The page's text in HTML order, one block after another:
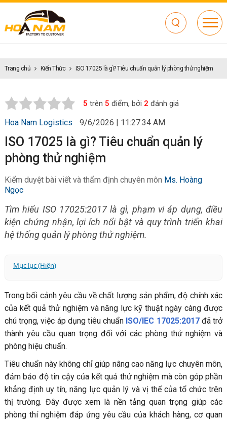
Trang chủ Kiến Thức ISO 17025 là gì? Tiêu chuẩn quản lý phòng thử nghiệm
5 trên 5 điểm, bởi 2 đánh giá
Hoa Nam Logistics 9/6/2026 | 11:27:34 AM
ISO 17025 là gì? Tiêu chuẩn quản lý
phòng thử nghiệm
Kiểm duyệt bài viết và thẩm định chuyên môn Ms. Hoàng
Ngọc
Tìm hiểu ISO 17025:2017 là gì, phạm vi áp dụng, điều
kiện chứng nhận, lợi ích nổi bật và quy trình triển khai
hệ thống quản lý phòng thử nghiệm.
Mục lục (Hiện)
2. Chứng nhận ISO/IEC 17025:2017 - Chứng chỉ quản lý
phòng thí nghiệm
2.1. Phạm vi áp dụng của tiêu chuẩn ISO/IEC
17025:2017
2.2. Các yêu cầu chung khi áp dụng ISO/IEC
17025:2017
3. Lợi ích khi áp dụng chứng nhận ISO 17025:2017
4. Tại sao nên lựa chọn Hoa Nam Logistics?
Trong bối cảnh yêu cầu về chất lượng sản phẩm, độ chính xác
của kết quả thử nghiệm và năng lực kỹ thuật ngày càng được
chú trọng, việc áp dụng tiêu chuẩn ISO/IEC 17025:2017đã trở
thành yêu cầu quan trọng đối với các phòng thử nghiệm và
phòng hiệu chuẩn.
Tiêu chuẩn này không chỉ giúp nâng cao năng lực chuyên môn,
đảm bảo độ tin cậy của kết quả thử nghiệm mà còn góp phần
khẳng định uy tín, năng lực quản lý và vị thế của tổ chức trên
thị trường. Đây được xem là nền tảng quan trọng giúp các
phòng thí nghiệm đáp ứng yêu cầu của khách hàng, cơ quan